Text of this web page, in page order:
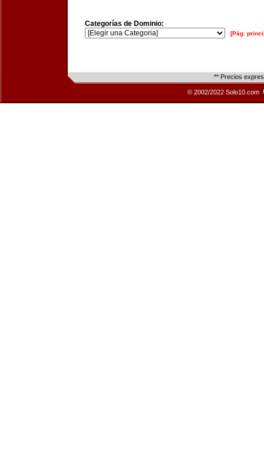
Categorías de Dominio:
[Pág.
** Precios
© 2002/2022 Solo10.com